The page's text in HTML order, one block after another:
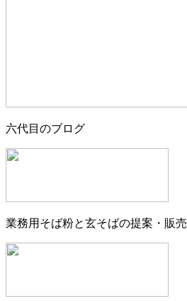
六代目のブログ
業務用そば粉と玄そばの提案・販売